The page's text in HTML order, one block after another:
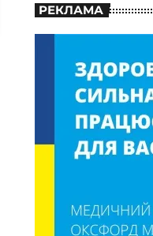
РЕКЛАМА